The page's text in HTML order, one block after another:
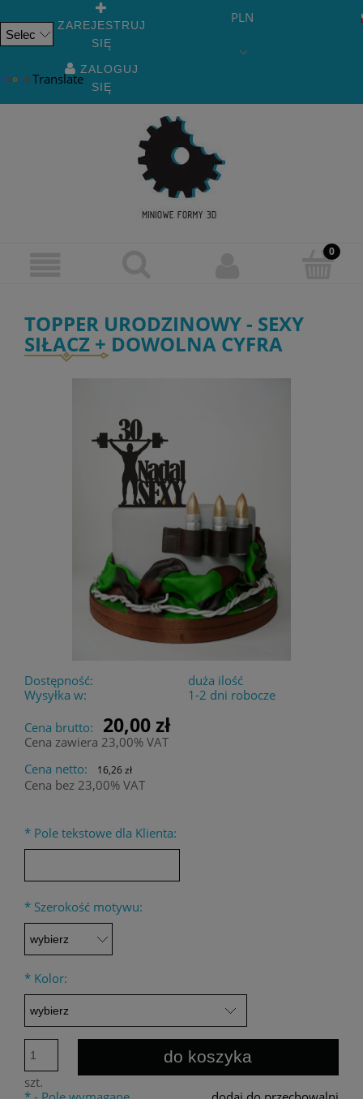
Translate
ZAREJESTRUJ
SIĘ
ZALOGUJ
SIĘ
PLN
TOPPER URODZINOWY - SEXY
SIŁACZ + DOWOLNA CYFRA
Dostępność:
duża ilość
Wysyłka w:
1-2 dni robocze
Cena brutto:
20,00 zł
Cena zawiera 23,00% VAT
Cena netto:
16,26 zł
Cena bez 23,00% VAT
* Pole tekstowe dla Klienta:
* Szerokość motywu:
* Kolor:
szt.
do koszyka